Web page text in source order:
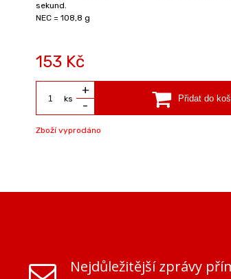
sekund.
NEC = 108,8 g
153 Kč
ks
+
-
Zboží vyprodáno
Nejdůležitější zprávy